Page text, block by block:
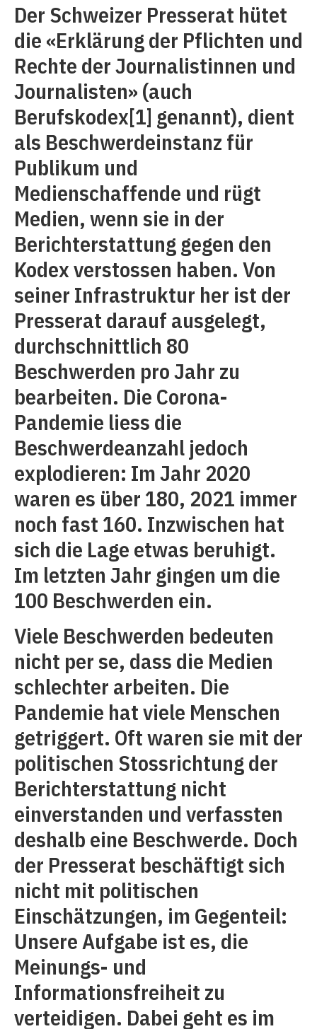
Der Schweizer Presserat hütet
die «Erklärung der Pflichten und
Rechte der Journalistinnen und
Journalisten» (auch
Berufskodex[1] genannt), dient
als Beschwerdeinstanz für
Publikum und
Medienschaffende und rügt
Medien, wenn sie in der
Berichterstattung gegen den
Kodex verstossen haben. Von
seiner Infrastruktur her ist der
Presserat darauf ausgelegt,
durchschnittlich 80
Beschwerden pro Jahr zu
bearbeiten. Die Corona-
Pandemie liess die
Beschwerdeanzahl jedoch
explodieren: Im Jahr 2020
waren es über 180, 2021 immer
noch fast 160. Inzwischen hat
sich die Lage etwas beruhigt.
Im letzten Jahr gingen um die
100 Beschwerden ein.
Viele Beschwerden bedeuten
nicht per se, dass die Medien
schlechter arbeiten. Die
Pandemie hat viele Menschen
getriggert. Oft waren sie mit der
politischen Stossrichtung der
Berichterstattung nicht
einverstanden und verfassten
deshalb eine Beschwerde. Doch
der Presserat beschäftigt sich
nicht mit politischen
Einschätzungen, im Gegenteil:
Unsere Aufgabe ist es, die
Meinungs- und
Informationsfreiheit zu
verteidigen. Dabei geht es im